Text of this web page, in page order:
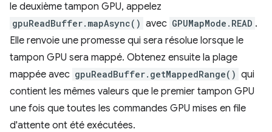
le deuxième tampon GPU, appelez
gpuReadBuffer.mapAsync() avec GPUMapMode.READ .
Elle renvoie une promesse qui sera résolue lorsque le
tampon GPU sera mappé. Obtenez ensuite la plage
mappée avec gpuReadBuffer.getMappedRange() qui
contient les mêmes valeurs que le premier tampon GPU
une fois que toutes les commandes GPU mises en file
d'attente ont été exécutées.